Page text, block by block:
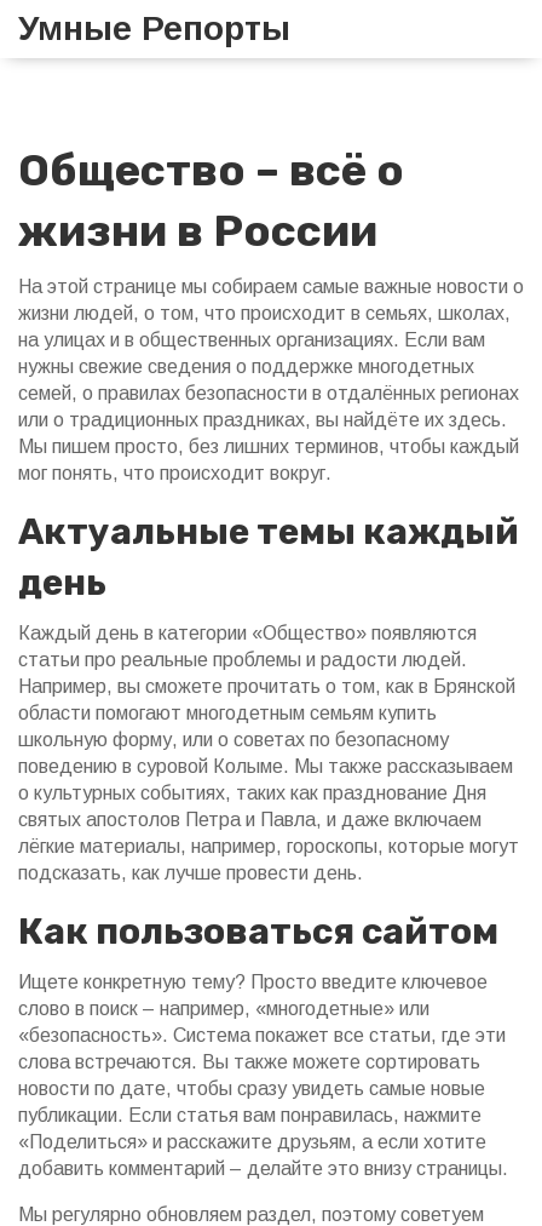
Умные Репорты
Общество – всё о
жизни в России
На этой странице мы собираем самые важные новости о
жизни людей, о том, что происходит в семьях, школах,
на улицах и в общественных организациях. Если вам
нужны свежие сведения о поддержке многодетных
семей, о правилах безопасности в отдалённых регионах
или о традиционных праздниках, вы найдёте их здесь.
Мы пишем просто, без лишних терминов, чтобы каждый
мог понять, что происходит вокруг.
Актуальные темы каждый
день
Каждый день в категории «Общество» появляются
статьи про реальные проблемы и радости людей.
Например, вы сможете прочитать о том, как в Брянской
области помогают многодетным семьям купить
школьную форму, или о советах по безопасному
поведению в суровой Колыме. Мы также рассказываем
о культурных событиях, таких как празднование Дня
святых апостолов Петра и Павла, и даже включаем
лёгкие материалы, например, гороскопы, которые могут
подсказать, как лучше провести день.
Как пользоваться сайтом
Ищете конкретную тему? Просто введите ключевое
слово в поиск – например, «многодетные» или
«безопасность». Система покажет все статьи, где эти
слова встречаются. Вы также можете сортировать
новости по дате, чтобы сразу увидеть самые новые
публикации. Если статья вам понравилась, нажмите
«Поделиться» и расскажите друзьям, а если хотите
добавить комментарий – делайте это внизу страницы.
Мы регулярно обновляем раздел, поэтому советуем